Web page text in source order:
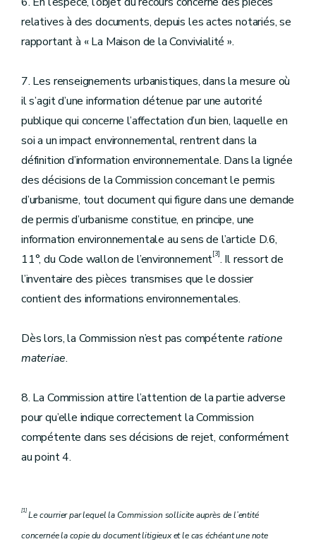
relatives à des documents, depuis les actes notariés, se
rapportant à « La Maison de la Convivialité ».
7. Les renseignements urbanistiques, dans la mesure où
il s’agit d’une information détenue par une autorité
publique qui concerne l’affectation d’un bien, laquelle en
soi a un impact environnemental, rentrent dans la
définition d’information environnementale. Dans la lignée
des décisions de la Commission concernant le permis
d’urbanisme, tout document qui figure dans une demande
de permis d’urbanisme constitue, en principe, une
information environnementale au sens de l’article D.6,
11°, du Code wallon de l’environnement[3]. Il ressort de
l’inventaire des pièces transmises que le dossier
contient des informations environnementales.
Dès lors, la Commission n’est pas compétente ratione
materiae.
8. La Commission attire l’attention de la partie adverse
pour qu’elle indique correctement la Commission
compétente dans ses décisions de rejet, conformément
au point 4.
[1]Le courrier par lequel la Commission sollicite auprès de l’entité
concernée la copie du document litigieux et le cas échéant une note